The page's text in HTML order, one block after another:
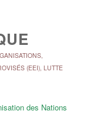
,
(EEI), LUTTE
des Nations